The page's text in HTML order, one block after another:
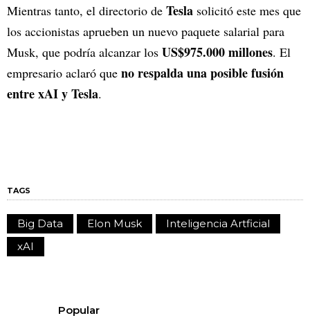
Mientras tanto, el directorio de Tesla solicitó este mes que
los accionistas aprueben un nuevo paquete salarial para
Musk, que podría alcanzar los US$975.000 millones. El
empresario aclaró que no respalda una posible fusión
entre xAI y Tesla.
TAGS
Big Data Elon Musk
Inteligencia Artficial
xAI
Popular